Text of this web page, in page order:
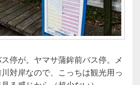
停が。ヤマサ蒲鉾前バス停。メ
対岸なので、こっちは観光用っ